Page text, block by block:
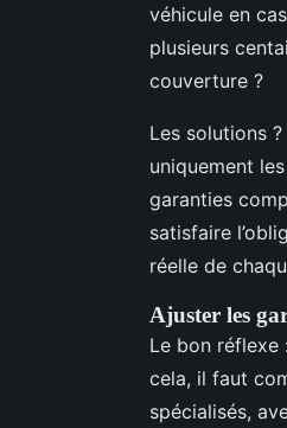
véhicule en
plusieurs
couverture ?
Les solutions
uniquement
garanties
satisfaire
réelle de
Ajuster les
Le bon réflexe
cela, il faut
spécialisés,